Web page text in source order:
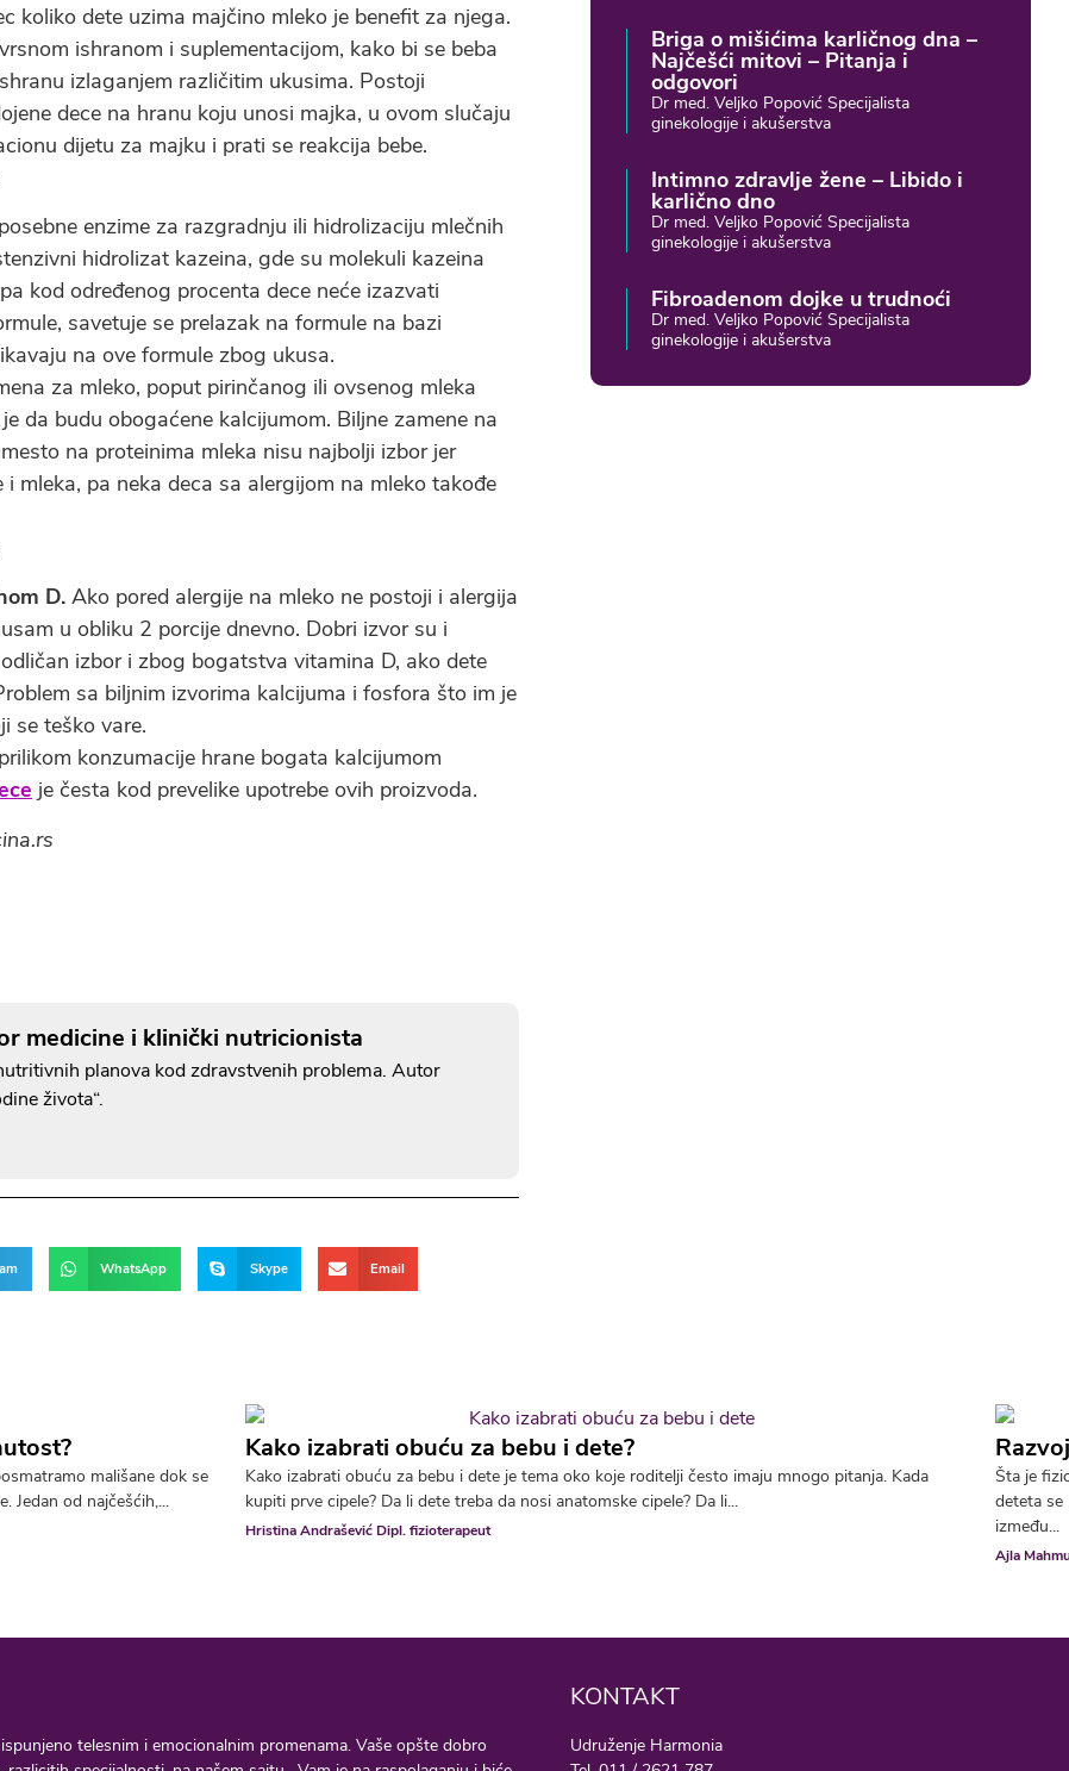
koliko dete uzima majčino mleko je benefit za njega.
ishranom i suplementacijom, kako bi se beba
izlaganjem različitim ukusima. Postoji
dece na hranu koju unosi majka, u ovom slučaju
dijetu za majku i prati se reakcija bebe.
enzime za razgradnju ili hidrolizaciju mlečnih
hidrolizat kazeina, gde su molekuli kazeina
kod određenog procenta dece neće izazvati
savetuje se prelazak na formule na bazi
na ove formule zbog ukusa.
za mleko, poput pirinčanog ili ovsenog mleka
da budu obogaćene kalcijumom. Biljne zamene na
na proteinima mleka nisu najbolji izbor jer
mleka, pa neka deca sa alergijom na mleko takođe
D. Ako pored alergije na mleko ne postoji i alergija
u obliku 2 porcije dnevno. Dobri izvor su i
izbor i zbog bogatstva vitamina D, ako dete
sa biljnim izvorima kalcijuma i fosfora što im je
se teško vare.
konzumacije hrane bogata kalcijumom
je česta kod prevelike upotrebe ovih proizvoda.
medicine i klinički nutricionista
planova kod zdravstvenih problema. Autor
života“.
WhatsApp Skype Email
Briga o mišićima karličnog dna –
Najčešći mitovi – Pitanja i
odgovori
Dr med. Veljko Popović Specijalista
ginekologije i akušerstva
Intimno zdravlje žene – Libido i
karlično dno
Dr med. Veljko Popović Specijalista
ginekologije i akušerstva
Fibroadenom dojke u trudnoći
Dr med. Veljko Popović Specijalista
ginekologije i akušerstva
mališane dok se
Jedan od najčešćih,...
Kako izabrati obuću za bebu i dete?
Kako izabrati obuću za bebu i dete je tema oko koje roditelji često imaju mnogo pitanja. Kada
kupiti prve cipele? Da li dete treba da nosi anatomske cipele? Da li...
Hristina Andrašević Dipl. fizioterapeut
Šta je
deteta se
između...
Ajla
telesnim i emocionalnim promenama. Vaše opšte dobro
KONTAKT
Udruženje Harmonia